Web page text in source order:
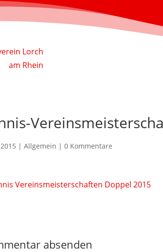
| Allgemein |0 Kommentare
absenden